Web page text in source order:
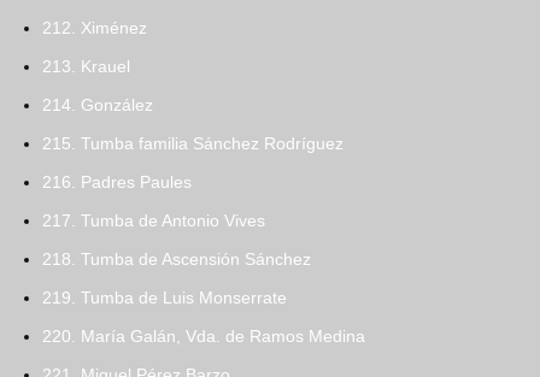
212. Ximénez
213. Krauel
214. González
215. Tumba familia Sánchez Rodríguez
216. Padres Paules
217. Tumba de Antonio Vives
218. Tumba de Ascensión Sánchez
219. Tumba de Luis Monserrate
220. María Galán, Vda. de Ramos Medina